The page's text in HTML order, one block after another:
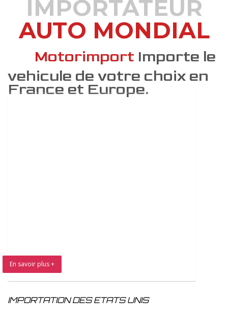
DÉCOUVREZ COMMENT
IMPORTATEUR
AUTO MONDIAL
Motorimport Importe le
vehicule de votre choix en
France et Europe.
En savoir plus +
IMPORTATION DES ETATS UNIS